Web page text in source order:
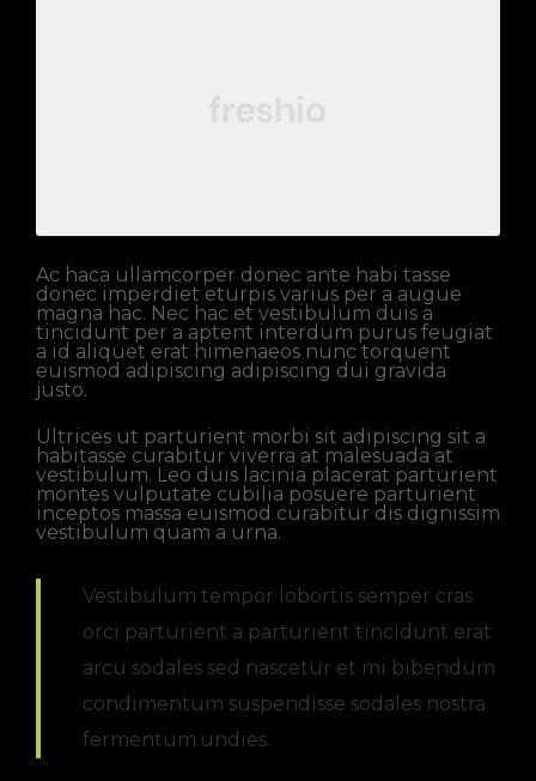
Ac haca ullamcorper donec ante habi tasse
donec imperdiet eturpis varius per a augue
magna hac. Nec hac et vestibulum duis a
tincidunt per a aptent interdum purus feugiat
a id aliquet erat himenaeos nunc torquent
euismod adipiscing adipiscing dui gravida
justo.
Ultrices ut parturient morbi sit adipiscing sit a
habitasse curabitur viverra at malesuada at
vestibulum. Leo duis lacinia placerat parturient
montes vulputate cubilia posuere parturient
inceptos massa euismod curabitur dis dignissim
vestibulum quam a urna.
Vestibulum tempor lobortis semper cras
orci parturient a parturient tincidunt erat
arcu sodales sed nascetur et mi bibendum
condimentum suspendisse sodales nostra
fermentum.undies.